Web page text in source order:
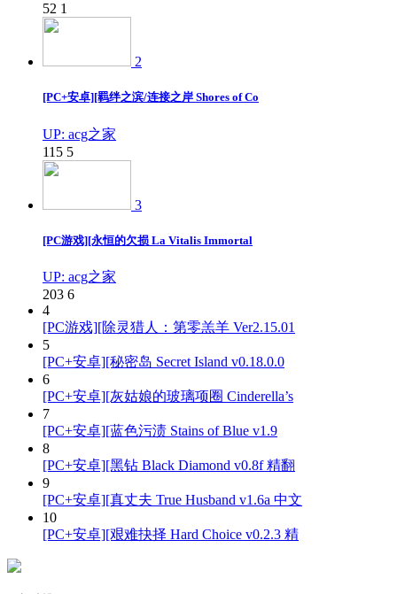
52 1
2
[PC+安卓][羁绊之滨/连接之岸 Shores of Co
UP: acg之家
115 5
3
[PC游戏][永恒的欠损 La Vitalis Immortal
UP: acg之家
203 6
4
[PC游戏][除灵猎人：第零羔羊 Ver2.15.01
5
[PC+安卓][秘密岛 Secret Island v0.18.0.0
6
[PC+安卓][灰姑娘的玻璃项圈 Cinderella’s
7
[PC+安卓][蓝色污渍 Stains of Blue v1.9
8
[PC+安卓][黑钻 Black Diamond v0.8f 精翻
9
[PC+安卓][真丈夫 True Husband v1.6a 中文
10
[PC+安卓][艰难抉择 Hard Choice v0.2.3 精